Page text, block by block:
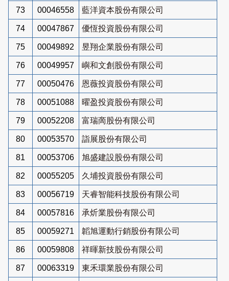
73 00046558 藍洋資本股份有限公司
74 00047867 優恆投資股份有限公司
75 00049892 昱翔企業股份有限公司
76 00049957 嶼和文創股份有限公司
77 00050476 恩薇投資股份有限公司
78 00051088 曜盈投資股份有限公司
79 00052208 富瑞啇股份有限公司
80 00053570 詣展股份有限公司
81 00053706 旭盛建設股份有限公司
82 00055205 久埔投資股份有限公司
83 00056719 天睿智能科技股份有限公司
84 00057816 承炘業股份有限公司
85 00059271 韜旭運動行銷股份有限公司
86 00059808 祥暉新技股份有限公司
87 00063319 東禾環業股份有限公司